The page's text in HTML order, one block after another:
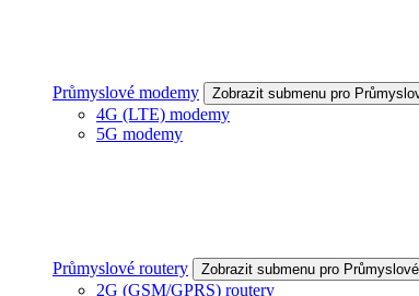
Průmyslové modemy Zobrazit submenu pro
4G (LTE) modemy
5G modemy
Průmyslové routery Zobrazit submenu pro
2G (GSM/GPRS) routery